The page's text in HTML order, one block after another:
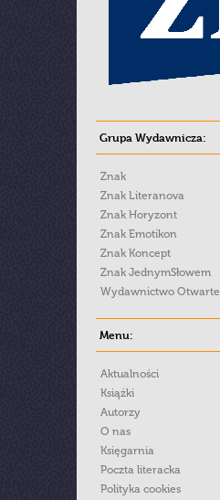
Grupa Wydawnicza:
Znak
Znak Literanova
Znak Horyzont
Znak Emotikon
Znak Koncept
Znak JednymSłowem
Wydawnictwo Otwarte
Menu:
Aktualności
Książki
Autorzy
O nas
Księgarnia
Poczta literacka
Polityka cookies